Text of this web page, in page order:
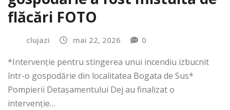
flăcări FOTO
clujazi mai 22, 2026 0
*Intervenție pentru stingerea unui incendiu izbucnit
într-o gospodărie din localitatea Bogata de Sus*
Pompierii Detașamentului Dej au finalizat o
intervenție…